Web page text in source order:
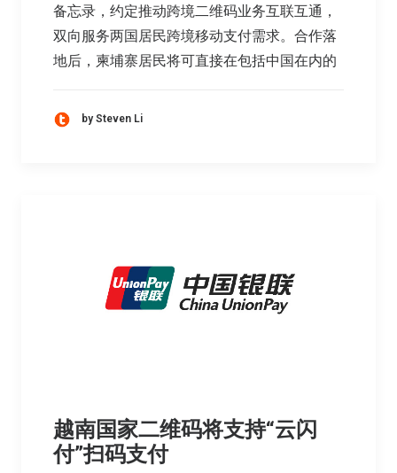
备忘录，约定推动跨境二维码业务互联互通，
双向服务两国居民跨境移动支付需求。合作落
地后，柬埔寨居民将可直接在包括中国在内的
by Steven Li
越南国家二维码将支持“云闪
付”扫码支付